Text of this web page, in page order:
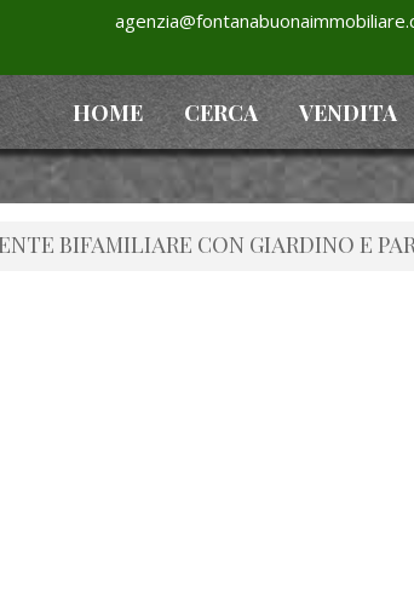
HOME CERCA VENDITA
BIFAMILIARE CON GIARDINO E